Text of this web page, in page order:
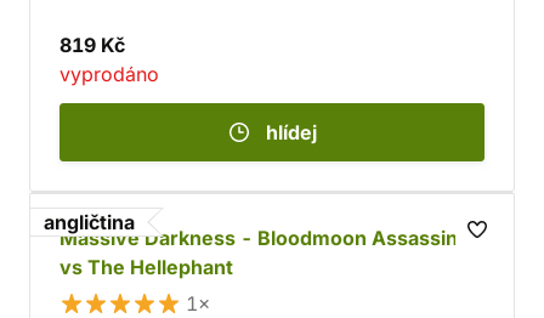
819 Kč
vyprodáno
hlídej
angličtina
Massive Darkness - Bloodmoon Assassins
vs The Hellephant
1×